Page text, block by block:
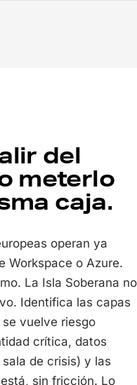
del
meterlo
caja.
operan ya
Workspace o Azure.
La Isla Soberana no
Identifica las capas
vuelve riesgo
crítica, datos
de crisis) y las
sin fricción. Lo